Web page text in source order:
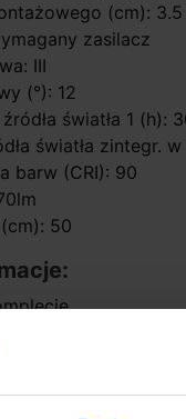
(cm): 3.5
zasilacz
III
(°): 12
światła 1 (h):
światła zintegr.
barw (CRI): 90
50
być wymieniane
opraw łączyć